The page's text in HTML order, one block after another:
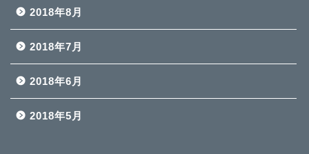
2018年8月
2018年7月
2018年6月
2018年5月